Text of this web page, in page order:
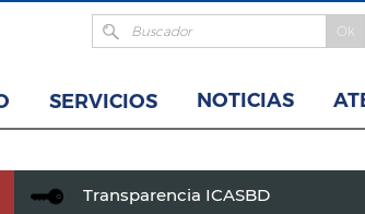
SERVICIOS NOTICIAS
Transparencia ICASBD